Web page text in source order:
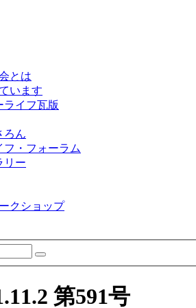
とは
います
ライフ瓦版
ろん
フ・フォーラム
リー
クショップ
第591号